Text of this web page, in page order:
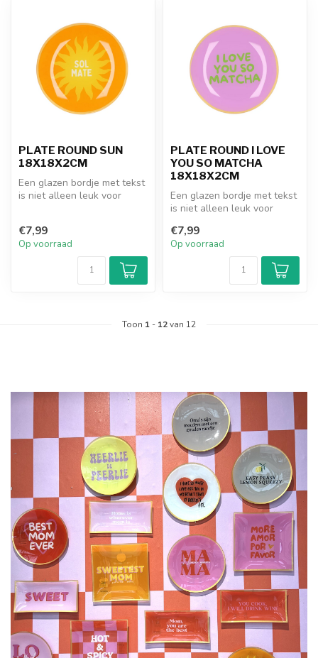
PLATE ROUND SUN
18X18X2CM
Een glazen bordje met tekst
is niet alleen leuk voor
€7,99
Op voorraad
PLATE ROUND I LOVE
YOU SO MATCHA
18X18X2CM
Een glazen bordje met tekst
is niet alleen leuk voor
€7,99
Op voorraad
Toon 1 - 12van 12